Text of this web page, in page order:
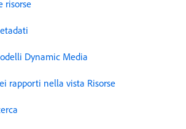
risorse
Dynamic Media
rapporti nella vista Risorse